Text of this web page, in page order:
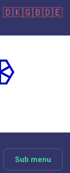
🇩🇰🇬🇧🇩🇪
Sub menu